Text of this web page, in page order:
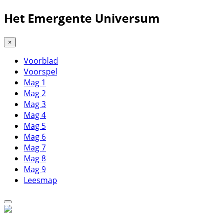
Het Emergente Universum
×
Voorblad
Voorspel
Mag 1
Mag 2
Mag 3
Mag 4
Mag 5
Mag 6
Mag 7
Mag 8
Mag 9
Leesmap